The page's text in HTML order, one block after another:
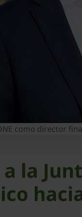
como director
la